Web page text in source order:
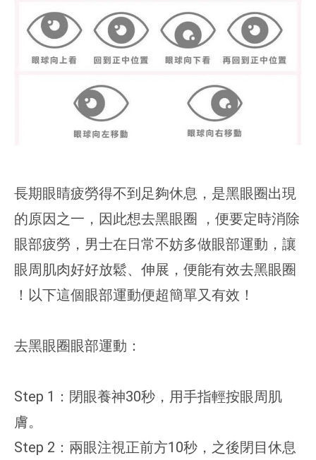
長期眼睛疲勞得不到足夠休息，是黑眼圈出現
的原因之一，因此想去黑眼圈 ，便要定時消除
眼部疲勞，男士在日常不妨多做眼部運動，讓
眼周肌肉好好放鬆、伸展，便能有效去黑眼圈
！以下這個眼部運動便超簡單又有效！
去黑眼圈眼部運動：
Step 1：閉眼養神30秒，用手指輕按眼周肌
膚。
Step 2：兩眼注視正前方10秒，之後閉目休息